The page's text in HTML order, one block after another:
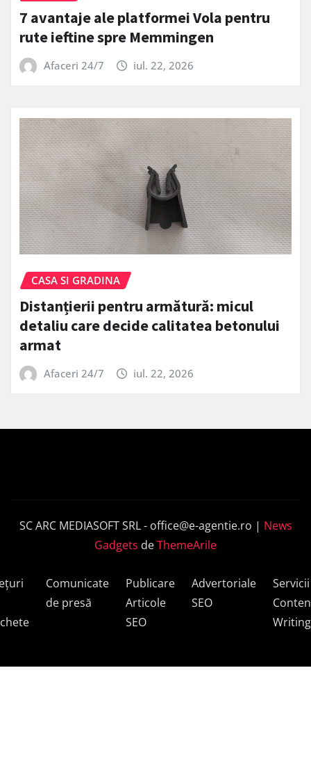
7 avantaje ale platformei Vola pentru
rute ieftine spre Memmingen
Afaceri 24/7 iul. 22, 2026
CASA SI GRADINA
Distanțierii pentru armătură: micul
detaliu care decide calitatea betonului
armat
Afaceri 24/7 iul. 22, 2026
SC ARC MEDIASOFT SRL - office@e-agentie.ro | News
Gadgets deThemeArile
Comunicate
de presă
Publicare
Articole
SEO
Advertoriale
SEO
Servicii
Writing